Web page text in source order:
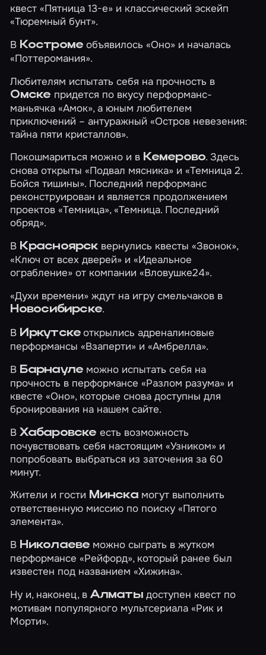
квест«Пятница 13-е» и классический эскейп
«Тюремный бунт».
В Костроме объявилось«Оно» и началась
«Поттеромания».
Любителям испытать себя на прочность в
Омске придется по вкусу перформанс-
маньячка«Амок», а юным любителем
приключений – антуражный«Остров невезения:
тайна пяти кристаллов».
Покошмариться можно и в Кемерово. Здесь
снова открыты«Подвал мясника» и«Темница 2.
Бойся тишины». Последний перформанс
реконструирован и является продолжением
проектов «Темница», «Темница. Последний
обряд».
В Красноярсквернулись квесты «Звонок»,
«Ключ от всех дверей» и«Идеальное
ограбление» от компании «Вловушке24».
«Духи времени» ждут на игру смельчаков в
Новосибирске.
В Иркутскеоткрылись адреналиновые
перформансы«Взаперти» и«Амбрелла».
В Барнауле можно испытать себя на
прочность в перформансе«Разлом разума» и
квесте«Оно», которые снова доступны для
бронирования на нашем сайте.
ВХабаровске есть возможность
почувствовать себя настоящим«Узником» и
попробовать выбраться из заточения за 60
минут.
Жители и гости Минскамогут выполнить
ответственную миссию по поиску«Пятого
элемента».
В Николаеве можно сыграть в жутком
перформансе«Рейфорд», который ранее был
известен под названием «Хижина».
Ну и, наконец, вАлматыдоступен квест по
мотивам популярного мультсериала«Рик и
Морти».